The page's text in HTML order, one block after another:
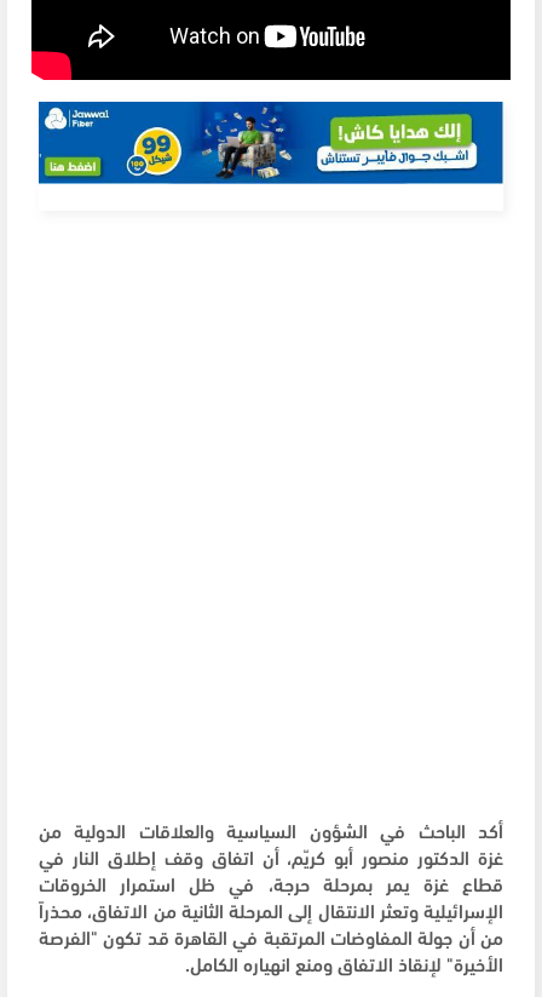
أكد الباحث في الشؤون السياسية والعلاقات الدولية من
غزة الدكتور منصور أبو كريّم، أن اتفاق وقف إطلاق النار في
قطاع غزة يمر بمرحلة حرجة، في ظل استمرار الخروقات
الإسرائيلية وتعثر الانتقال إلى المرحلة الثانية من الاتفاق، محذراً
من أن جولة المفاوضات المرتقبة في القاهرة قد تكون "الفرصة
الأخيرة" لإنقاذ الاتفاق ومنع انهياره الكامل.